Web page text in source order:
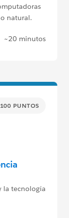
natural.
~20 minutos
PUNTOS
la tecnología